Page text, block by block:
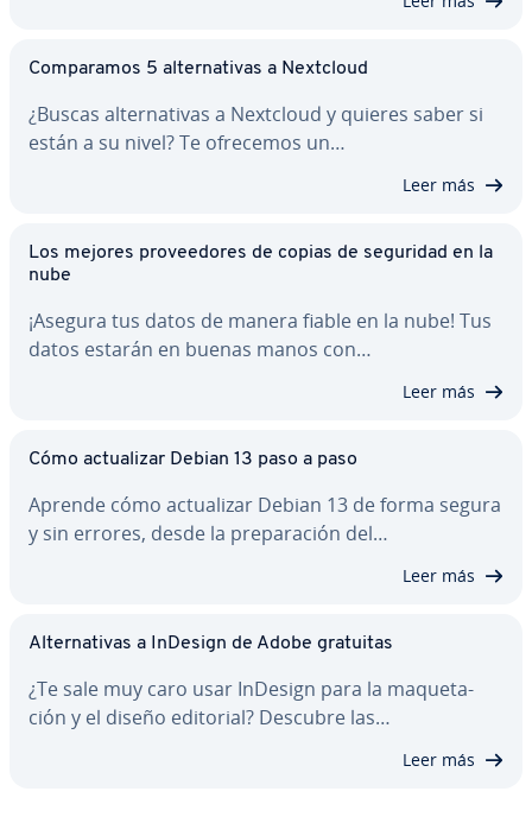
Co­m­pa­ra­mos 5 al­te­r­na­ti­vas a Nextcloud
¿Buscas al­te­r­na­ti­vas a Nextcloud y quieres saber si
están a su nivel? Te ofrecemos un…
Leer más
Los mejores pro­vee­do­res de copias de seguridad en la
nube
¡Asegura tus datos de manera fiable en la nube! Tus
datos estarán en buenas manos con…
Leer más
Cómo ac­tua­li­zar Debian 13 paso a paso
Aprende cómo ac­tua­li­zar Debian 13 de forma segura
y sin errores, desde la pre­pa­ra­ción del…
Leer más
Al­te­r­na­ti­vas a InDesign de Adobe gratuitas
¿Te sale muy caro usar InDesign para la ma­que­ta­
ción y el diseño editorial? Descubre las…
Leer más